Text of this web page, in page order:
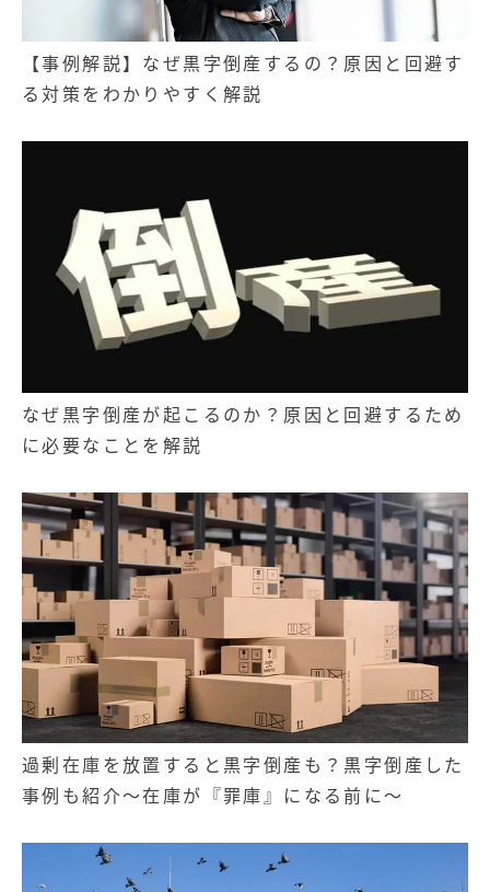
【事例解説】なぜ黒字倒産するの？原因と回避す
る対策をわかりやすく解説
なぜ黒字倒産が起こるのか？原因と回避するため
に必要なことを解説
過剰在庫を放置すると黒字倒産も？黒字倒産した
事例も紹介～在庫が『罪庫』になる前に～